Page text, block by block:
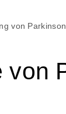
von Parkinson
von